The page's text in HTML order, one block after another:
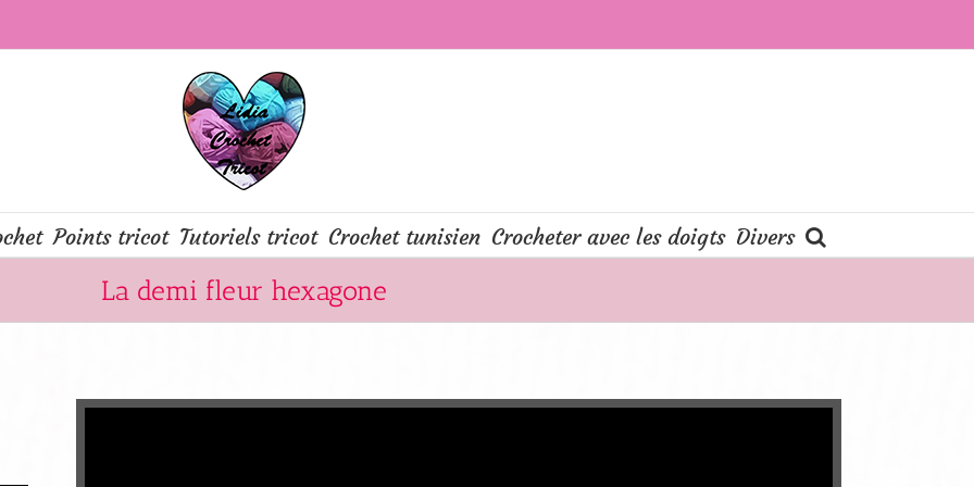
Points tricot Tutoriels tricot Crochet tunisien Crocheter avec les doigts Divers
La demi fleur hexagone